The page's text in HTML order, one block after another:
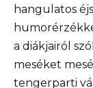
hangulatos
a diákjairól
meséket
tengerparti